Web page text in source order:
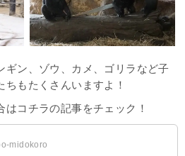
ギン、ゾウ、カメ、ゴリラなど子
もたくさんいますよ！
はコチラの記事をチェック！
midokoro